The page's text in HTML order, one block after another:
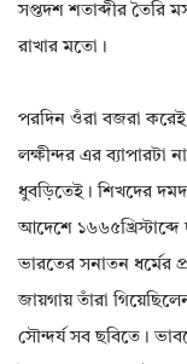
সপ্তদশ শতাব্দীর তৈরি
রাখার মতো।
পরদিন ওঁরা বজরা করেই
লক্ষীন্দর এর ব্যাপারটা
ধুবড়িতেই। শিখদের
আদেশে
ভারতের সনাতন ধর্মের
জায়গায় তাঁরা
সৌন্দর্য সব ছবিতে।